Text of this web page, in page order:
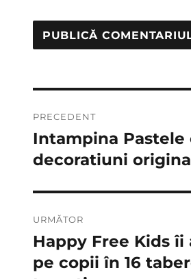
în
articole
PRECEDENT
Articolul
anterior:
Intampina Pastele
decoratiuni
URMĂTOR
Articolul
următor:
Happy Free Kids îi
pe copii în 16